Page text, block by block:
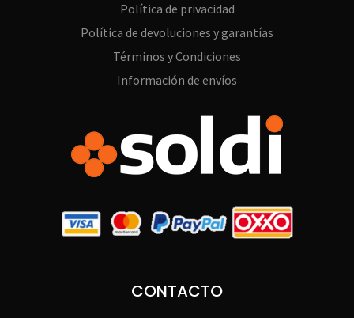
Política de privacidad
Política de devoluciones y garantías
Términos y Condiciones
Información de envíos
CONTACTO